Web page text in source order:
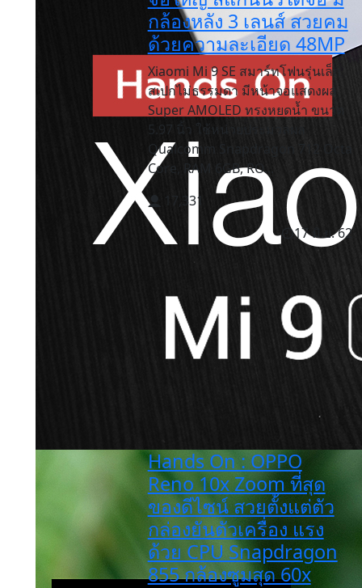
กล้องหลัง 3 เลนส์ สวยคม
ด้วยความละเอียด 48MP
Xiaomi Mi 9 SE สมาร์ทโฟนรุ่นเล็ก
สเปกไม่ธรรมดา มีหน้าจอแสดงผล
Super AMOLED ทรงหยดน้ำ ขนาด
5.97 นิ้ว ใช้หน่วยประมวลผล
Qualcomm Snapdragon 712 Octa
Core, RAM 6GB, RO...
17,331
17 มิ.ย. 62
Hands On : OPPO
Reno 10x Zoom ที่สุด
ของดีไซน์ สวยตั้งแต่ตัว
กล่องยันตัวเครื่อง แรง
ด้วย CPU Snapdragon
855 กล้องซูมสุด 60x